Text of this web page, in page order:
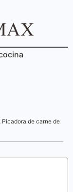
de carne de